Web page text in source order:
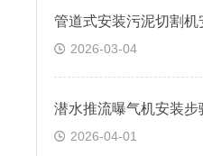
管道式安装污泥切割机
2026-03-04
潜水推流曝气机安装步
2026-04-01